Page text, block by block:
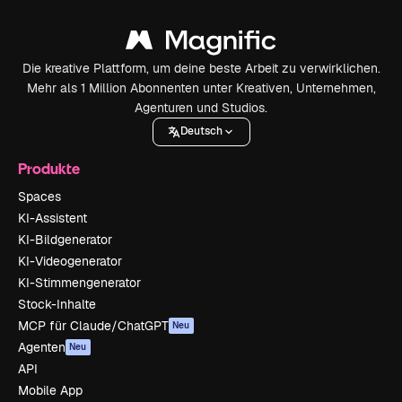
Die kreative Plattform, um deine beste Arbeit zu verwirklichen.
Mehr als 1 Million Abonnenten unter Kreativen, Unternehmen,
Agenturen und Studios.
Deutsch
Produkte
Spaces
KI-Assistent
KI-Bildgenerator
KI-Videogenerator
KI-Stimmengenerator
Stock-Inhalte
MCP für Claude/ChatGPT Neu
Agenten Neu
API
Mobile App